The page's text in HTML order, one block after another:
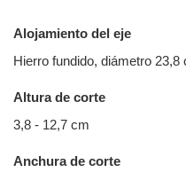
Alojamiento del eje
Hierro fundido, diámetro 23,8
Altura de corte
3,8 - 12,7 cm
Anchura de corte